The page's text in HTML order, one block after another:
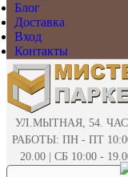
Блог
Доставка
Вход
Контакты
УЛ.МЫТНАЯ, 54.
РАБОТЫ: ПН - ПТ
20.00 | СБ 10:00 -